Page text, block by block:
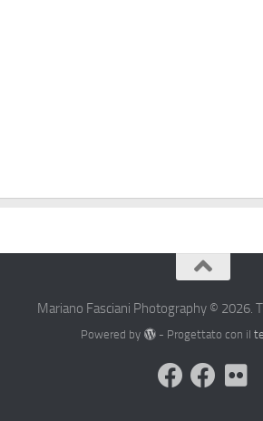
Mariano Fasciani Photography © 2026.
Powered by - Progettato con il